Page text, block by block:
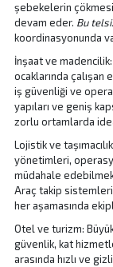
şebekelerin
devam eder. Bu
koordinasyonunda
İnşaat ve
ocaklarında
iş güvenliği ve
yapıları ve geniş
zorlu ortamlarda
Lojistik ve
yönetimleri,
müdahale
Araç takip
her aşamasında
Otel ve turizm:
güvenlik, kat
arasında hızlı ve